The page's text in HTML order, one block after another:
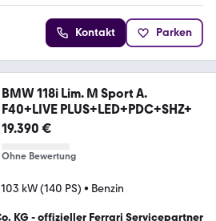
Kontakt Parken
BMW 118i Lim. M Sport A.
F40+LIVE PLUS+LED+PDC+SHZ+
19.390 €
Ohne Bewertung
103 kW (140 PS) • Benzin
Autohaus Isert GmbH & Co. KG - offizieller Ferrari Servicepartner